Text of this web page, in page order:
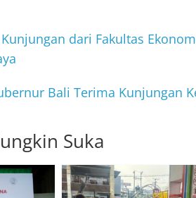
dari Fakultas
Bali Terima Kunjungan
Suka